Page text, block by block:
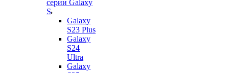
серии Galaxy
S
Galaxy
S23 Plus
Galaxy
S24
Ultra
Galaxy